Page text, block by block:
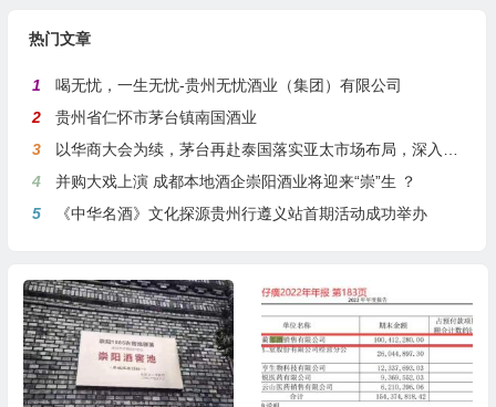
热门文章
1
喝无忧，一生无忧-贵州无忧酒业（集团）有限公司
2
贵州省仁怀市茅台镇南国酒业
3
以华商大会为续，茅台再赴泰国落实亚太市场布局，深入贯彻国际化战略
4
并购大戏上演 成都本地酒企崇阳酒业将迎来“崇”生 ？
5
《中华名酒》文化探源贵州行遵义站首期活动成功举办